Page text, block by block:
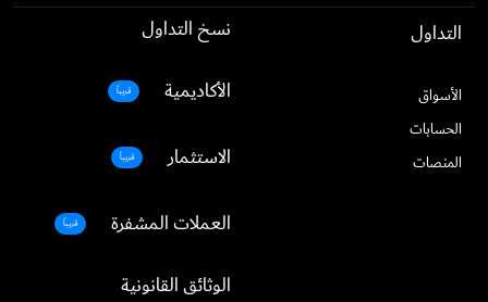
التداول
الأسواق
الحسابات
المنصات
نسخ التداول
قريباً الأكاديمية
قريباً الاستثمار
قريباً
العملات المشفرة
الوثائق القانونية